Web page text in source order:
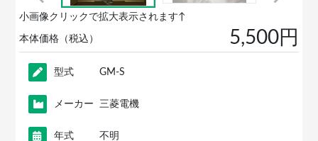
小画像クリックで拡大表示されます↑
本体価格（税込） 5,500円
型式 GM-S
メーカー 三菱電機
年式 不明